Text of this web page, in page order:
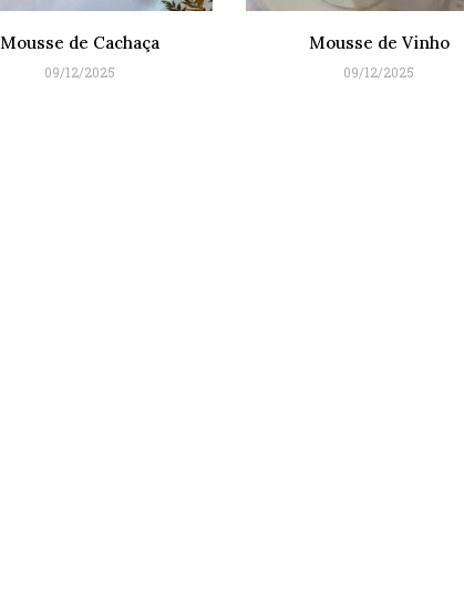
Mousse de Cachaça
09/12/2025
Mousse de Vinho
09/12/2025